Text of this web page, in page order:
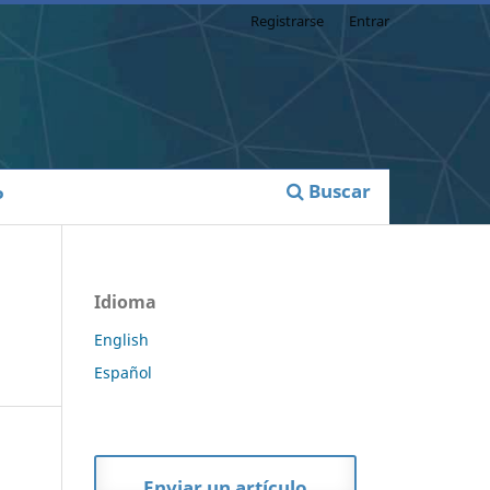
Buscar
Registrarse Entrar
Idioma
English
Español